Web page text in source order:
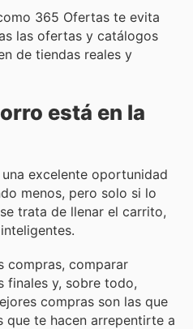
365 Ofertas te evita
las ofertas y catálogos
de tiendas reales y
está en la
excelente oportunidad
menos, pero solo si lo
trata de llenar el carrito,
compras, comparar
finales y, sobre todo,
compras son las que
que te hacen arrepentirte a